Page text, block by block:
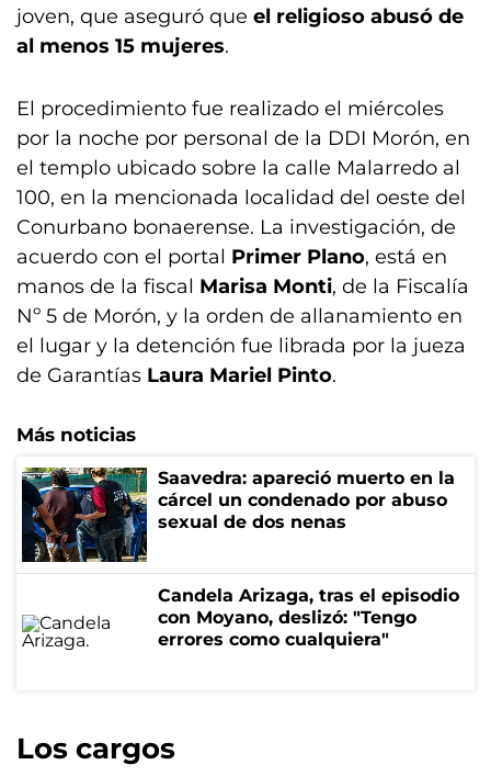
joven, que aseguró que el religioso abusó de
al menos 15 mujeres.
El procedimiento fue realizado el miércoles
por la noche por personal de la DDI Morón, en
el templo ubicado sobre la calle Malarredo al
100, en la mencionada localidad del oeste del
Conurbano bonaerense. La investigación, de
acuerdo con el portal Primer Plano, está en
manos de la fiscal Marisa Monti, de la Fiscalía
Nº 5 de Morón, y la orden de allanamiento en
el lugar y la detención fue librada por la jueza
de Garantías Laura Mariel Pinto.
Más noticias
Saavedra: apareció muerto en la
cárcel un condenado por abuso
sexual de dos nenas
Candela Arizaga, tras el episodio
con Moyano, deslizó: "Tengo
errores como cualquiera"
Los cargos